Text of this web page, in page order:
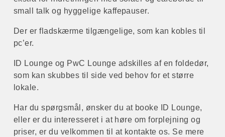
small talk og hyggelige kaffepauser.
Der er fladskærme tilgængelige, som kan kobles til
pc’er.
ID Lounge og PwC Lounge adskilles af en foldedør,
som kan skubbes til side ved behov for et større
lokale.
Har du spørgsmål, ønsker du at booke ID Lounge,
eller er du interesseret i at høre om forplejning og
priser, er du velkommen til at kontakte os. Se mere